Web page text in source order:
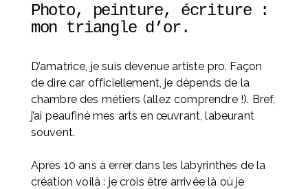
Photo, peinture, écriture :
mon triangle d’or.
D’amatrice, je suis devenue artiste pro. Façon
de dire car officiellement, je dépends de la
chambre des métiers (allez comprendre !). Bref,
j’ai peaufiné mes arts en œuvrant, labeurant
souvent.
Après 10 ans à errer dans les labyrinthes de la
création voilà : je crois être arrivée là où je